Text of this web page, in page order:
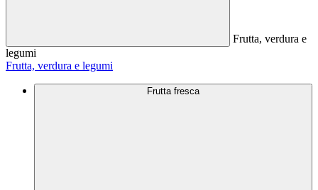
Frutta, verdura e
legumi
Frutta, verdura e legumi
Frutta fresca